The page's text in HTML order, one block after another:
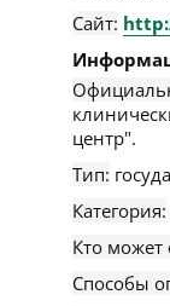
Сайт:
центр".
Тип:
Категория:
Кто может
Способы